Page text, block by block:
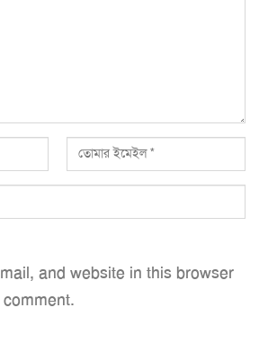
and website in this browser